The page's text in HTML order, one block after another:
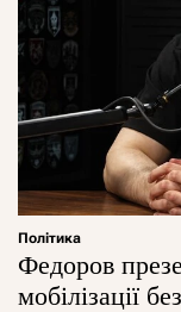
Політика
Федоров
мобілізації